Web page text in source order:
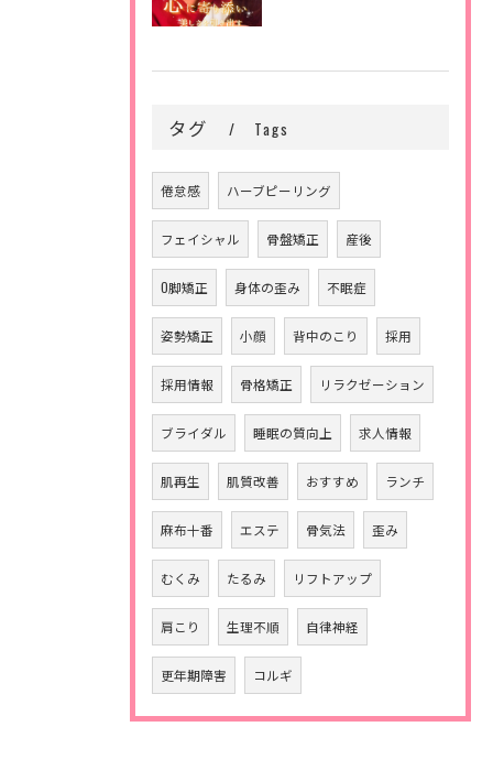
タグ Tags
倦怠感 ハーブピーリング
フェイシャル 骨盤矯正 産後
O脚矯正 身体の歪み 不眠症
姿勢矯正 小顔 背中のこり 採用
採用情報 骨格矯正 リラクゼーション
ブライダル 睡眠の質向上 求人情報
肌再生 肌質改善 おすすめ ランチ
麻布十番 エステ 骨気法 歪み
むくみ たるみ リフトアップ
肩こり 生理不順 自律神経
更年期障害 コルギ